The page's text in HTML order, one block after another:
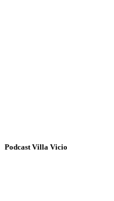
Podcast Villa Vicio